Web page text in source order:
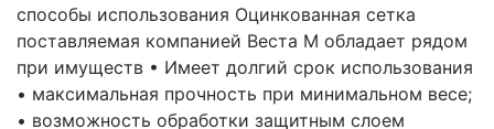
способы использования Оцинкованная сетка
поставляемая компанией Веста М обладает рядом
при имуществ • Имеет долгий срок использования
• максимальная прочность при минимальном весе;
• возможность обработки защитным слоем